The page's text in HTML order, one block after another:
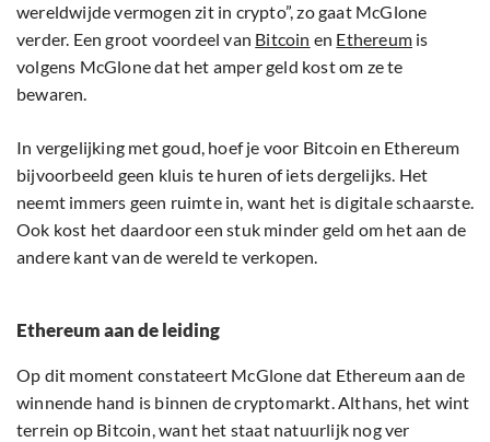
wereldwijde vermogen zit in crypto”, zo gaat McGlone
verder. Een groot voordeel van Bitcoin en Ethereum is
volgens McGlone dat het amper geld kost om ze te
bewaren.
In vergelijking met goud, hoef je voor Bitcoin en Ethereum
bijvoorbeeld geen kluis te huren of iets dergelijks. Het
neemt immers geen ruimte in, want het is digitale schaarste.
Ook kost het daardoor een stuk minder geld om het aan de
andere kant van de wereld te verkopen.
Ethereum aan de leiding
Op dit moment constateert McGlone dat Ethereum aan de
winnende hand is binnen de cryptomarkt. Althans, het wint
terrein op Bitcoin, want het staat natuurlijk nog ver